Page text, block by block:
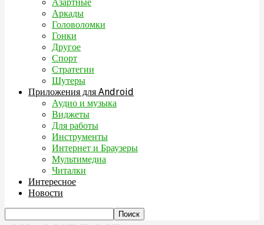
Аркады
Головоломки
Гонки
Другое
Спорт
Стратегии
Шутеры
Приложения для Android
Аудио и музыка
Виджеты
Для работы
Инструменты
Интернет и Браузеры
Мультимедиа
Читалки
Интересное
Новости